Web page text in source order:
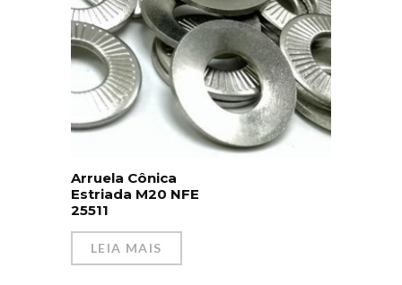
Arruela Cônica
Estriada M20 NFE
25511
LEIA MAIS